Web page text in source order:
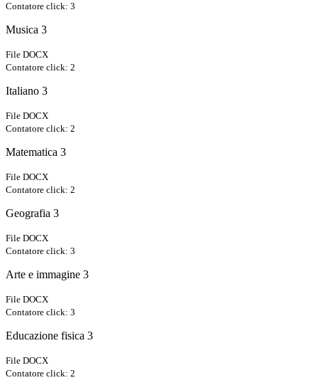
Contatore click: 3
Musica 3
File DOCX
Contatore click: 2
Italiano 3
File DOCX
Contatore click: 2
Matematica 3
File DOCX
Contatore click: 2
Geografia 3
File DOCX
Contatore click: 3
Arte e immagine 3
File DOCX
Contatore click: 3
Educazione fisica 3
File DOCX
Contatore click: 2